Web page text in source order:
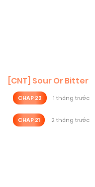
[CNT] Sour Or Bitter
CHAP 22 1 tháng trước
CHAP 21 2 tháng trước